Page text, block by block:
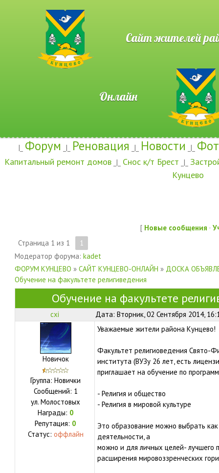
Сайт жителей
Онлайн
|_ Форум _|_ Реновация _|_ Новости _|_
Капитальный ремонт домов _|_ Снос к/т Брест _|_
Кунцево
[ Новые сообщения ·
Страница 1 из 1
1
Модератор форума: kadet
ФОРУМ КУНЦЕВО » САЙТ КУНЦЕВО-ОНЛАЙН » ДОСКА
Обучение на факультете религиведения
Обучение на факультете
cxi Дата: Вторник, 02 Сентября 2014,
Новичок
Группа: Новички
Сообщений: 1
ул. Молостовых
Награды: 0
Репутация: 0
Статус: оффлайн
Уважаемые жители района Кунцево!
Факультет религиоведения Свято-
института (ВУЗу 26 лет, есть
приглашает на обучение по
- Религия и общество
- Религия в мировой культуре
Это образование можно выбрать
деятельности, а
можно и для личных целей- лучшего
расширения мировоззренческих